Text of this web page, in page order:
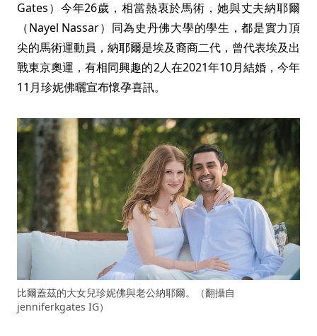
Gates）今年26歲，相當熱衷於馬術，她與丈夫納耶爾
（Nayel Nassar）同為史丹佛大學的學生，都是實力頂
尖的馬術運動員，納耶爾是埃及裔商二代，曾代表埃及出
戰東京奧運，有相同興趣的2人在2021年10月結婚，今年
11月珍妮佛曬宣布懷孕喜訊。
比爾蓋茲的大女兒珍妮佛與老公納耶爾。（翻攝自
jenniferkgates IG）